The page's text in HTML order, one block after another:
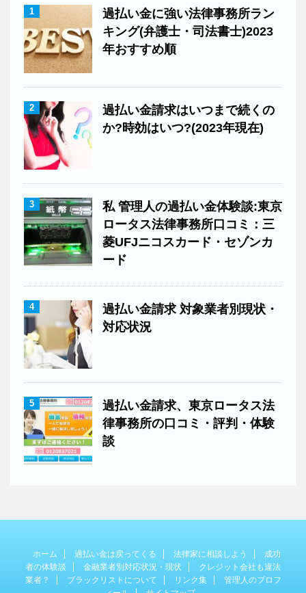
1
過払い金に強い法律事務所ラン
キング(弁護士・司法書士)2023
年おすすめ順
2
過払い金請求はいつまで続くの
か?時効はいつ?(2023年現在)
3
私 管理人の過払い金体験談:東京
ロータス法律事務所口コミ：三
菱UFJニコスカード・セゾンカ
ード
4
過払い金請求 対象業者別現状・
対応状況
5
過払い金請求、東京ロータス法
律事務所の口コミ・評判・体験
談
ホーム 過払い金は戻ってくる 法律家に相談しよう
成功
者の体験談
金融業者別対応状況・現状
クレジット会社も違法
業者？
ブラックリストについて リンク集
管理人のプロフ